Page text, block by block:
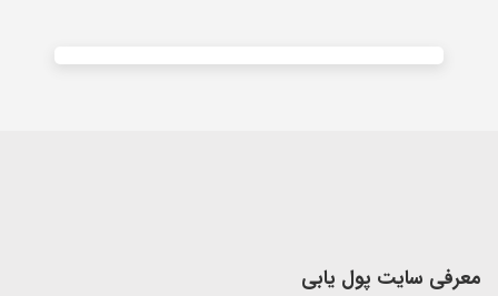
معرفی سایت پول یابی